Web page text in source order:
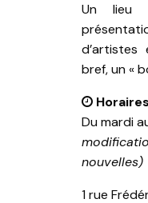
Un lieu
d’artistes
bref, un «
Du mardi
nouvelles)
1 rue